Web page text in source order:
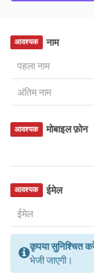
नाम
आवश्यक
मोबाइल फ़ोन
आवश्यक
ईमेल
आवश्यक
कृपया सुनिश्चित
भेजी जाएगी।